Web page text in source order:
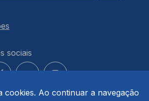
cookies. Ao continuar a navegação
sociais